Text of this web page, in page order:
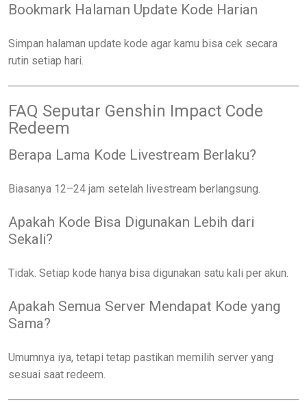
Bookmark Halaman Update Kode Harian
Simpan halaman update kode agar kamu bisa cek secara
rutin setiap hari.
FAQ Seputar Genshin Impact Code
Redeem
Berapa Lama Kode Livestream Berlaku?
Biasanya 12–24 jam setelah livestream berlangsung.
Apakah Kode Bisa Digunakan Lebih dari
Sekali?
Tidak. Setiap kode hanya bisa digunakan satu kali per akun.
Apakah Semua Server Mendapat Kode yang
Sama?
Umumnya iya, tetapi tetap pastikan memilih server yang
sesuai saat redeem.